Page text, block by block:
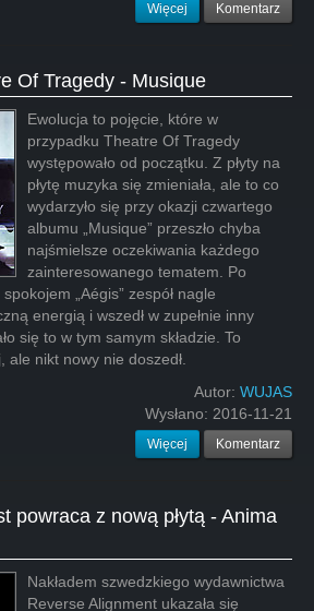
Więcej Komentarz
Of Tragedy - Musique
Ewolucja to pojęcie, które w
przypadku Theatre Of Tragedy
występowało od początku. Z płyty na
płytę muzyka się zmieniała, ale to co
wydarzyło się przy okazji czwartego
albumu „Musique” przeszło chyba
najśmielsze oczekiwania każdego
zainteresowanego tematem. Po
„Aégis” zespół nagle
energią i wszedł w zupełnie inny
się to w tym samym składzie. To
nikt nowy nie doszedł.
Autor: WUJAS
Wysłano: 2016-11-21
Więcej Komentarz
powraca z nową płytą - Anima
Nakładem szwedzkiego wydawnictwa
Reverse Alignment ukazała się